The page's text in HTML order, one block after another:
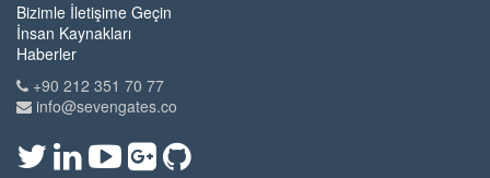
Bizimle İletişime Geçin
İnsan Kaynakları
Haberler
+90 212 351 70 77
info@sevengates.co